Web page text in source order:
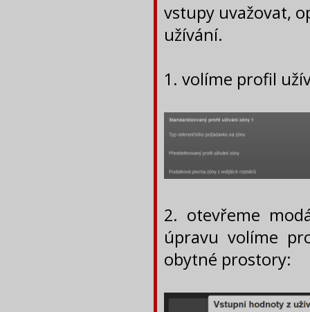
vstupy uvažovat,
užívání.
1. volíme profil
2. otevřeme
úpravu volíme
obytné prostory: